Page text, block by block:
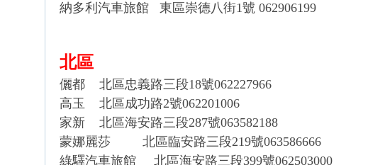
納多利汽車旅館
東區崇德八街1號 062906199
北區
儷都 北區忠義路三段18號062227966
高玉
北區成功路2號062201006
家新
北區海安路三段287號063582188
蒙娜麗莎 北區臨安路三段219號063586666
綠驛汽車旅館 北區海安路三段399號062503000